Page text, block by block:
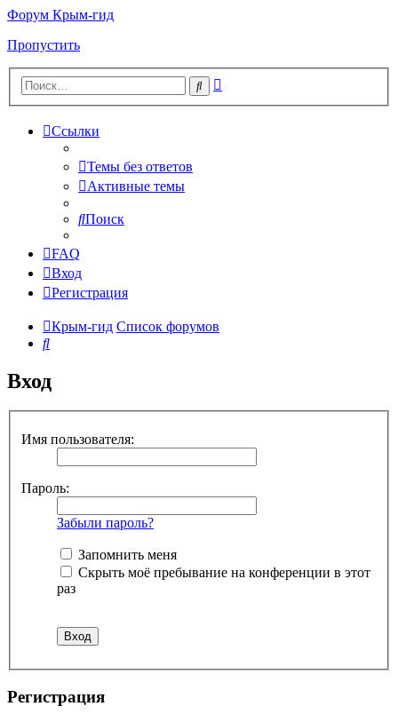
Форум Крым-гид
Пропустить
Поиск
Ссылки
Темы без ответов
Активные темы
Поиск
FAQ
Вход
Регистрация
Крым-гид Список форумов
Поиск
Вход
Имя пользователя:
Пароль:
Забыли пароль?
Запомнить меня
Скрыть моё пребывание на конференции в этот
раз
Регистрация